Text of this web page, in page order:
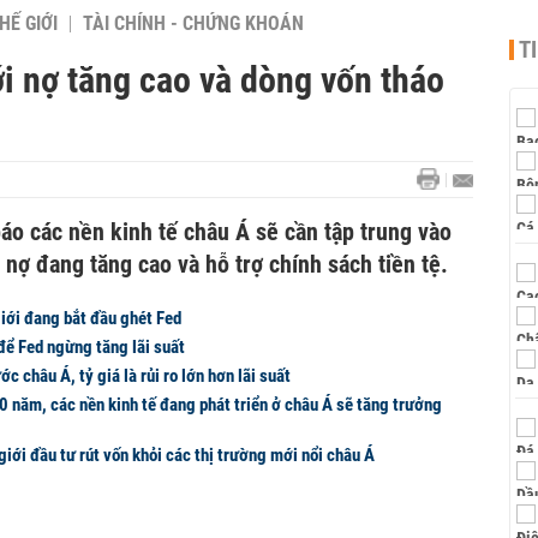
GIỚI TÀI CHÍNH - CHỨNG KHOÁN
nợ tăng cao và dòng vốn tháo
các nền kinh tế châu Á sẽ cần tập trung vào
đang tăng cao và hỗ trợ chính sách tiền tệ.
đang bắt đầu ghét Fed
Fed ngừng tăng lãi suất
châu Á, tỷ giá là rủi ro lớn hơn lãi suất
năm, các nền kinh tế đang phát triển ở châu Á sẽ tăng trưởng
đầu tư rút vốn khỏi các thị trường mới nổi châu Á